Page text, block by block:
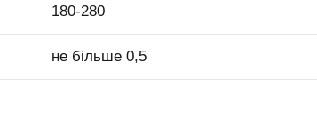
180-280
не більше 0,5